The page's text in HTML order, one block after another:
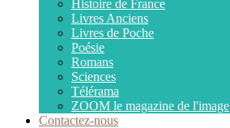
Histoire de France
Livres Anciens
Livres de Poche
Poésie
Romans
Sciences
Télérama
ZOOM le magazine de l'image
Contactez-nous